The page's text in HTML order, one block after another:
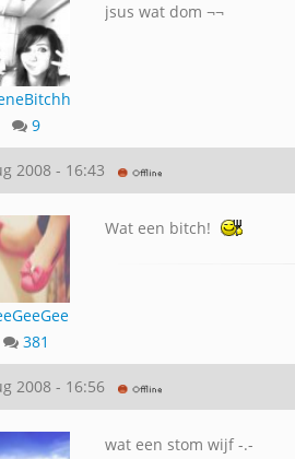
9
jsus wat dom ¬¬
2008 - 16:43
381
Wat een bitch!
2008 - 16:56
wat een stom wijf -.-